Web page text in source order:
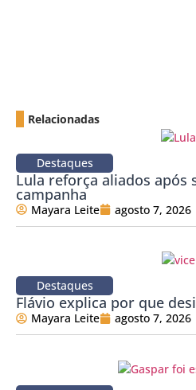
Relacionadas
Destaques
Lula reforça aliados após
campanha
Mayara Leite agosto 7, 2026
Destaques
Flávio explica por que
Mayara Leite agosto 7, 2026